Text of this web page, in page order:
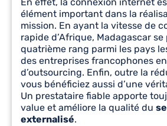
En effet, la connexion internet
élément important dans la
mission. En ayant la vitesse de
rapide d’Afrique, Madagascar se
quatrième rang parmi les pays
des entreprises francophones
d’outsourcing. Enfin, outre la
vous bénéficiez aussi d’une
Un prestataire fiable apporte
value et améliore la qualité du
externalisé.